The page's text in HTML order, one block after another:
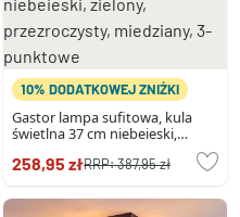
10% DODATKOWEJ ZNIŻKI
Gastor lampa sufitowa, kula
świetlna 37 cm niebeieski,
miedziany, 3-punktowe
258,95 złRRP:387,95 zł